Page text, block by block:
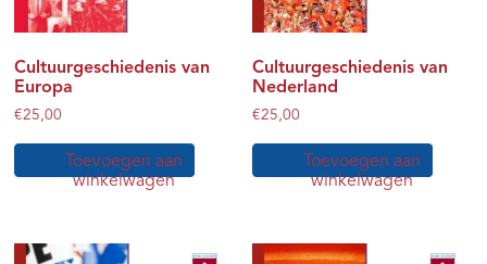
Cultuurgeschiedenis van
Europa
€25,00
Toevoegen aan
winkelwagen
Cultuurgeschiedenis van
Nederland
€25,00
Toevoegen aan
winkelwagen